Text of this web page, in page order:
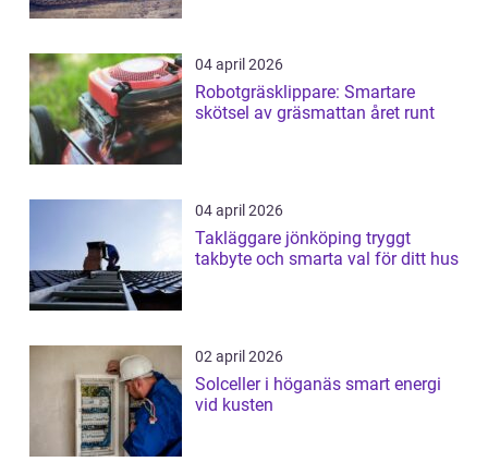
04 april 2026
Robotgräsklippare: Smartare
skötsel av gräsmattan året runt
04 april 2026
Takläggare jönköping tryggt
takbyte och smarta val för ditt hus
02 april 2026
Solceller i höganäs smart energi
vid kusten